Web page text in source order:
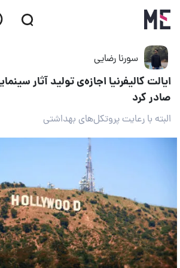
سورنا رضایی
ایالت کالیفرنیا اجازه‌ی تولید آثار
صادر کرد
البته با رعایت پروتکل‌های بهداشتی